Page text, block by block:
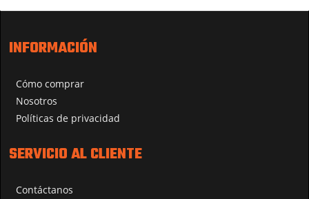
INFORMACIÓN
Cómo comprar
Nosotros
Políticas de privacidad
SERVICIO AL CLIENTE
Contáctanos